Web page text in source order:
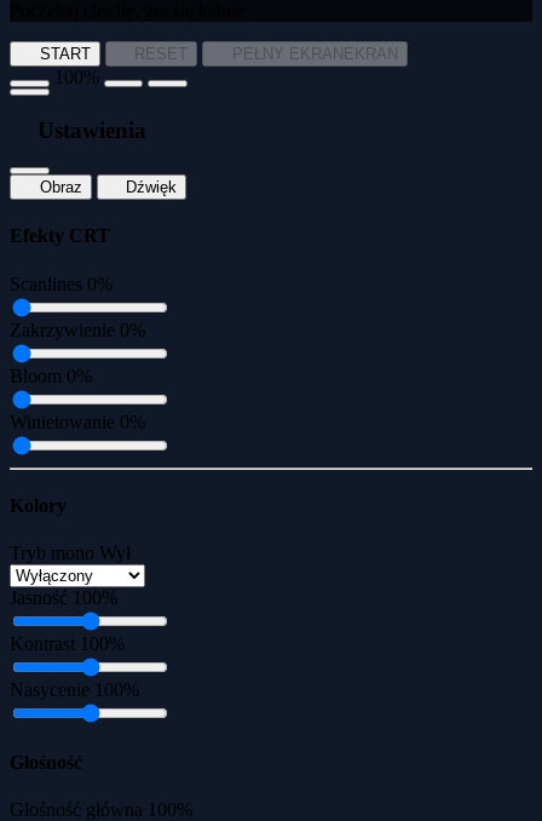
START RESET PEŁNY EKRAN EKRAN
100%
Ustawienia
Obraz Dźwięk
Efekty CRT
Scanlines 0%
Zakrzywienie 0%
Bloom 0%
Winietowanie 0%
Kolory
Tryb mono Wył
Jasność 100%
Kontrast 100%
Nasycenie 100%
Głośność
Głośność główna 100%